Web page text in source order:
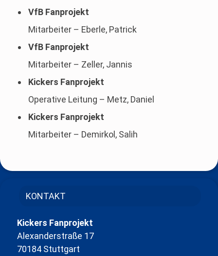
VfB Fanprojekt
Mitarbeiter – Eberle, Patrick
VfB Fanprojekt
Mitarbeiter – Zeller, Jannis
Kickers Fanprojekt
Operative Leitung – Metz, Daniel
Kickers Fanprojekt
Mitarbeiter – Demirkol, Salih
KONTAKT
Kickers Fanprojekt
Alexanderstraße 17
70184 Stuttgart